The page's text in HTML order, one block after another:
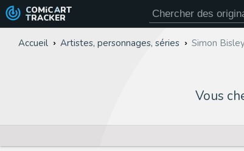
COMiC ART
TRACKER
Accueil Artistes, personnages, séries Simon
Vous